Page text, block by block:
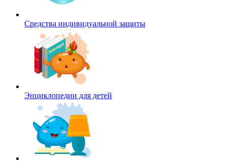
Средства индивидуальной защиты
Энциклопедии для детей